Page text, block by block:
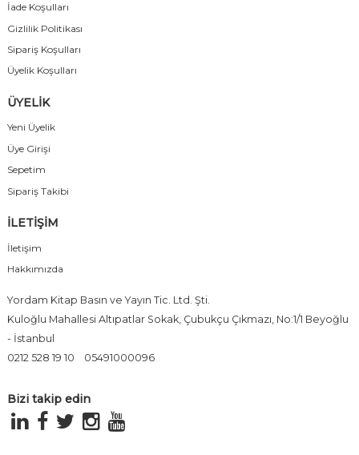
İade Koşulları
Gizlilik Politikası
Sipariş Koşulları
Üyelik Koşulları
ÜYELİK
Yeni Üyelik
Üye Girişi
Sepetim
Sipariş Takibi
İLETİŞİM
İletişim
Hakkımızda
Yordam Kitap Basın ve Yayın Tic. Ltd. Şti.
Kuloğlu Mahallesi Altıpatlar Sokak, Çubukçu Çıkmazı, No:1/1 Beyoğlu
- İstanbul
0212 528 19 10
05491000096
Bizi takip edin